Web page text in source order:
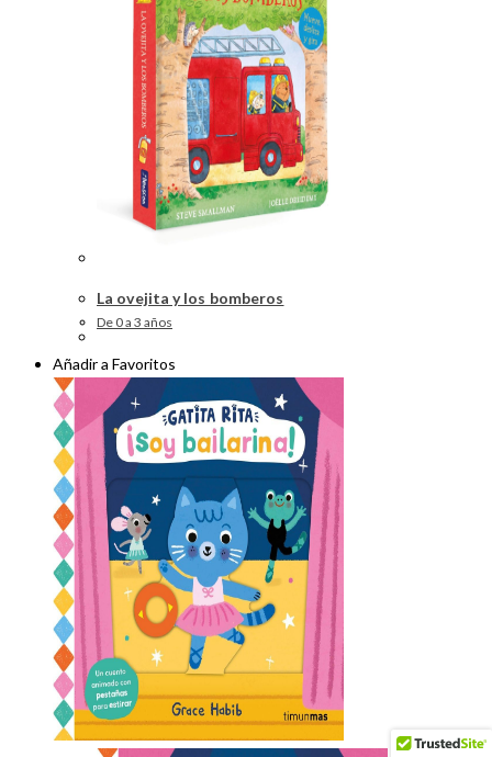
La ovejita y los bomberos
De 0 a 3 años
Añadir a Favoritos